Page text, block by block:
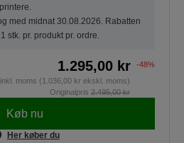
med midnat 30.08.2026. Rabatten
stk. pr. produkt pr. ordre.
1.295,00 kr
-48%
inkl. moms (1.036,00 kr ekskl. moms)
Originalpris 2.495,00 kr
Køb nu
Her køber du